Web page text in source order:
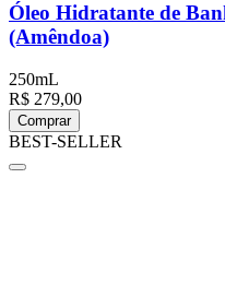
Óleo Hidratante de
(Amêndoa)
250mL
R$ 279,00
Comprar
BEST-SELLER